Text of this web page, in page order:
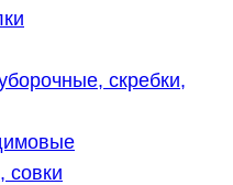
скребки,
совки